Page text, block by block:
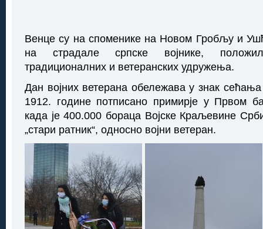
Венце су на споменике на Новом Гробљу и
на страдале српске војнике,
традиционалних и ветеранских удружења.
Дан војних ветерана обележава у знак
1912. године потписано примирје у Првом
када је 400.000 бораца Војске Краљевине
„стари ратник“, односно војни ветеран.